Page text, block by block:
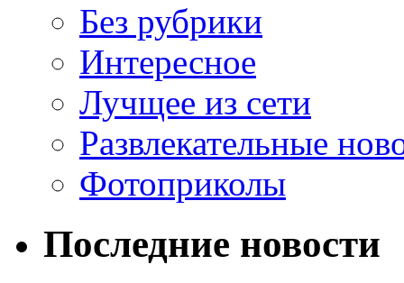
Без рубрики
Интересное
Лучщее из сети
Развлекательные
Фотоприколы
Последние новости